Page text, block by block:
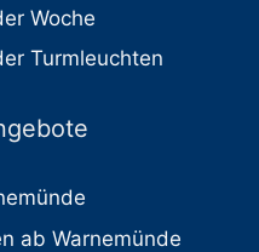
Woche
Turmleuchten
ab Warnemünde